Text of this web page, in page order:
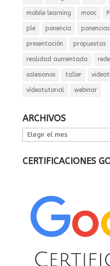
mobile learning mooc
ple ponencia ponencias
presentación propuestas
realidad aumentada
salesianos taller
vídeotutorial webinar
ARCHIVOS
ARCHIVOS
CERTIFICACIONES